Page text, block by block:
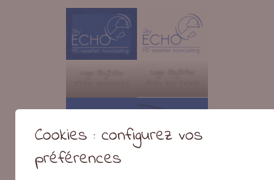
Logo SkyEcho
(fiche technique)
Logo SkyEcho
(bleu sur blanc)
Cookies : configurez vos
préférences